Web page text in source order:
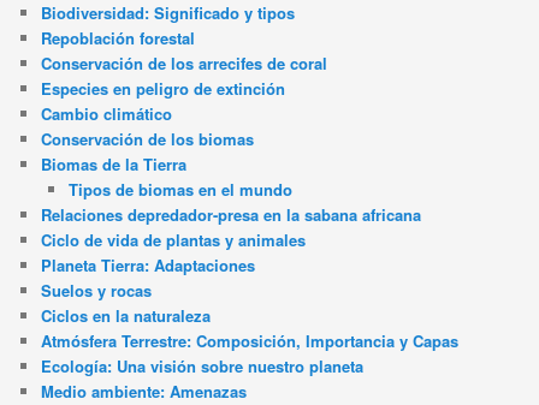
Biodiversidad: Significado y tipos
Repoblación forestal
Conservación de los arrecifes de coral
Especies en peligro de extinción
Cambio climático
Conservación de los biomas
Biomas de la Tierra
Tipos de biomas en el mundo
Relaciones depredador-presa en la sabana africana
Ciclo de vida de plantas y animales
Planeta Tierra: Adaptaciones
Suelos y rocas
Ciclos en la naturaleza
Atmósfera Terrestre: Composición, Importancia y Capas
Ecología: Una visión sobre nuestro planeta
Medio ambiente: Amenazas